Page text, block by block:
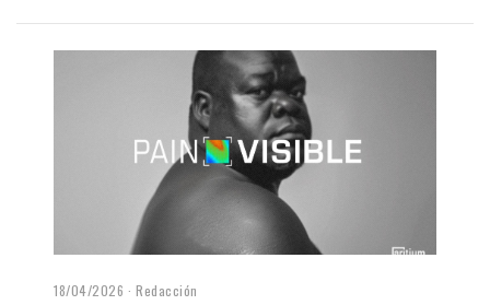
18/04/2026 Redacción